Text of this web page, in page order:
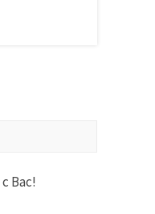
Вас!